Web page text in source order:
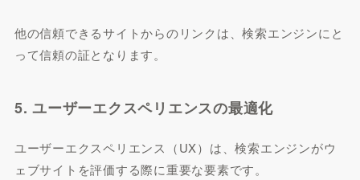
他の信頼できるサイトからのリンクは、検索エンジンにと
って信頼の証となります。
5. ユーザーエクスペリエンスの最適化
ユーザーエクスペリエンス（UX）は、検索エンジンがウ
ェブサイトを評価する際に重要な要素です。